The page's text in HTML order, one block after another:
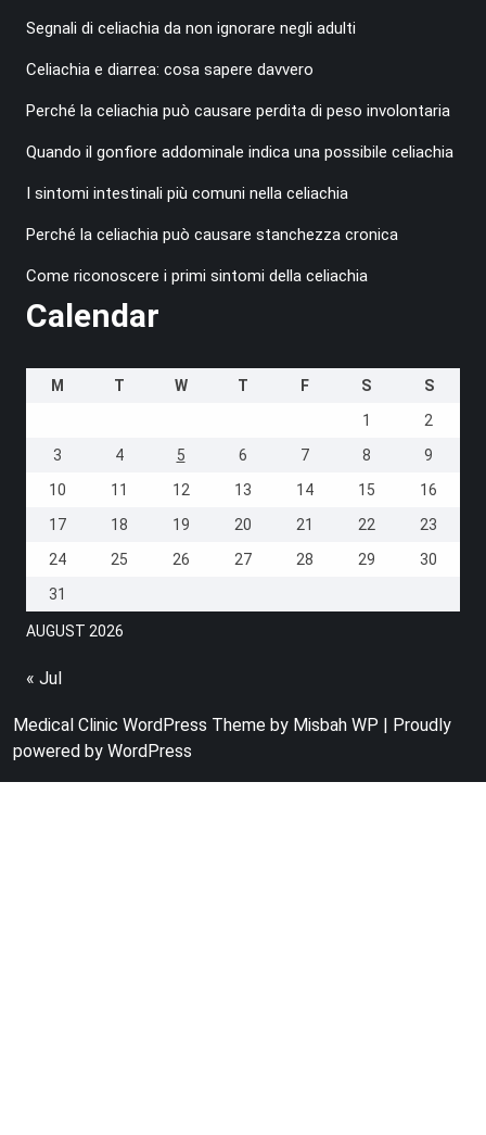
Segnali di celiachia da non ignorare negli adulti
Celiachia e diarrea: cosa sapere davvero
Perché la celiachia può causare perdita di peso involontaria
Quando il gonfiore addominale indica una possibile celiachia
I sintomi intestinali più comuni nella celiachia
Perché la celiachia può causare stanchezza cronica
Come riconoscere i primi sintomi della celiachia
Calendar
AUGUST 2026
M T W T F S
S
1
2
3
4 5 6 7 8
9
10
11 12 13 14 15
16
17
18 19 20 21 22
23
24
25 26 27 28 29
30
31
« Jul
Medical Clinic WordPress Theme by Misbah WP | Proudly
powered by WordPress